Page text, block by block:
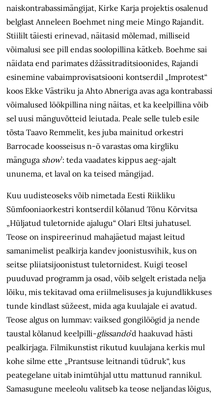
naiskontrabassimängijat, Kirke Karja projektis osalenud
belglast Anneleen Boehmet ning meie Mingo Rajandit.
Stiililt täiesti erinevad, näitasid mõlemad, milliseid
võimalusi see pill endas soolopillina kätkeb. Boehme sai
näidata end parimates džässitraditsioonides, Rajandi
esinemine vabaimprovisatsiooni kontserdil „Improtest“
koos Ekke Västriku ja Ahto Abneriga avas aga kontrabassi
võimalused löökpillina ning näitas, et ka keelpillina võib
sel uusi mänguvõtteid leiutada. Peale selle tuleb esile
tõsta Taavo Remmelit, kes juba mainitud orkestri
Barrocade koosseisus n-ö varastas oma kirgliku
mänguga show’: teda vaadates kippus aeg-ajalt
ununema, et laval on ka teised mängijad.
Kuu uudisteoseks võib nimetada Eesti Riikliku
Sümfooniaorkestri kontserdil kõlanud Tõnu Kõrvitsa
„Hüljatud tuletornide ajalugu“ Olari Eltsi juhatusel.
Teose on inspireerinud mahajäetud majast leitud
samanimelist pealkirja kandev joonistusvihik, kus on
seitse pliiatsijoonistust tuletornidest. Kuigi teosel
puuduvad programm ja osad, võib selgelt eristada nelja
lõiku, mis tekitavad oma eriilmelisuses ja kujund­likkuses
tunde kindlast süžeest, mida aga kuulajale ei avatud.
Teose algus on lummav: vaiksed gongilöögid ja nende
taustal kõlanud keelpilli-glissando’d haakuvad hästi
pealkirjaga. Filmikunstist rikutud kuulajana kerkis mul
kohe silme ette „Prantsuse leitnandi tüdruk“, kus
peategelane uitab inimtühjal uttu mattunud rannikul.
Samasugune meeleolu valitseb ka teose neljandas lõigus,